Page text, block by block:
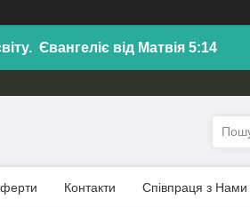
Євангеліє від Матвія 5:14
Контакти Співпраця з Нами